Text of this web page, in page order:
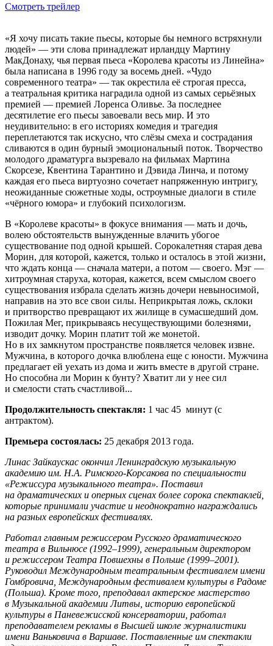
Смотреть трейлер
«Я хочу писать такие пьесы, которые бы немного встряхнули
людей» — эти слова принадлежат ирландцу Мартину
МакДонаху, чья первая пьеса «Королева красоты из Линейна»
была написана в 1996 году за восемь дней. «Чудо
современного театра» — так окрестила её строгая пресса,
а театральная критика наградила одной из самых серьёзных
премией — премией Лоренса Оливье. За последнее
десятилетие его пьесы завоевали весь мир. И это
неудивительно: в его историях комедия и трагедия
переплетаются так искусно, что слёзы смеха и сострадания
сливаются в один бурный эмоциональный поток. Творчество
молодого драматурга вызревало на фильмах Мартина
Скорсезе, Квентина Тарантино и Дэвида Линча, и потому
каждая его пьеса виртуозно сочетает напряженную интригу,
неожиданные сюжетные ходы, остроумные диалоги в стиле
«чёрного юмора» и глубокий психологизм.
В «Королеве красоты» в фокусе внимания — мать и дочь,
волею обстоятельств вынужденные влачить убогое
существование под одной крышей. Сорокалетняя старая дева
Морин, для которой, кажется, только и осталось в этой жизни,
что ждать конца — сначала матери, а потом — своего. Мэг —
хитроумная старуха, которая, кажется, всем смыслом своего
существования избрала сделать жизнь дочери невыносимой,
направив на это все свои силы. Неприкрытая ложь, склоки
и притворство превращают их жилище в сумасшедший дом.
Пожилая Мег, прикрываясь несуществующими болезнями,
изводит дочку. Морин платит той же монетой.
Но в их замкнутом пространстве появляется человек извне.
Мужчина, в которого дочка влюблена еще с юности. Мужчина
предлагает ей уехать из дома и жить вместе в другой стране.
Но способна ли Морин к бунту? Хватит ли у нее сил
и смелости стать счастливой...
Продолжительность спектакля: 1 час 45 минут (с
антрактом).
Премьера состоялась: 25 декабря 2013 года.
Линас Зайкаускас окончил Ленинградскую музыкальную
академию им. Н.А. Римского-Корсакова по специальности
«Режиссура музыкального театра». Поставил
на драматических и оперных сценах более сорока спектаклей,
которые принимали участие и неоднократно награждались
на разных европейских фестивалях.
Работал главным режиссером Русского драматического
театра в Вильнюсе (1992–1999), генеральным директором
и режиссером Театра Повшехны в Польше (1999–2001).
Руководил Международным театральным фестивалем имени
Гомбровича, Международным фестивалем культуры в Радоме
(Польша). Кроме того, преподавал актерское мастерство
в Музыкальной академии Литвы, историю европейской
культуры в Паневежисской консерватории, работал
преподавателем рекламы в Высшей школе журналистики
имени Ваньковича в Варшаве. Поставленные им спектакли